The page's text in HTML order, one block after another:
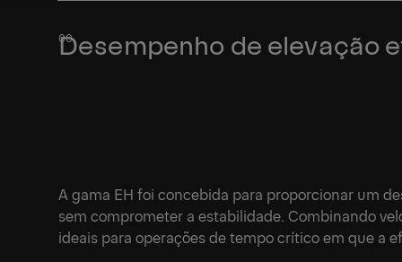
Desempenho de elevação
A gama EH foi concebida para proporcionar um
sem comprometer a estabilidade. Combinando
ideais para operações de tempo crítico em que a